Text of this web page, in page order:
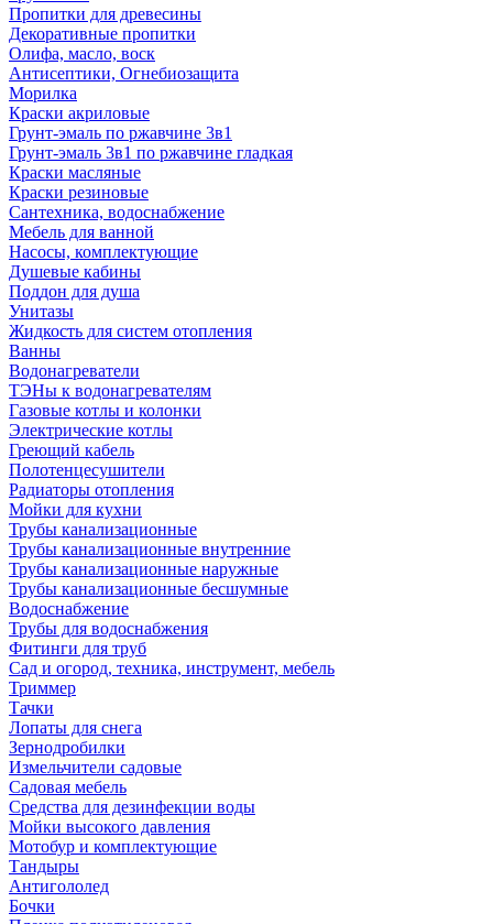
Пропитки для древесины
Декоративные пропитки
Олифа, масло, воск
Антисептики, Огнебиозащита
Морилка
Краски акриловые
Грунт-эмаль по ржавчине 3в1
Грунт-эмаль 3в1 по ржавчине гладкая
Краски масляные
Краски резиновые
Сантехника, водоснабжение
Мебель для ванной
Насосы, комплектующие
Душевые кабины
Поддон для душа
Унитазы
Жидкость для систем отопления
Ванны
Водонагреватели
ТЭНы к водонагревателям
Газовые котлы и колонки
Электрические котлы
Греющий кабель
Полотенцесушители
Радиаторы отопления
Мойки для кухни
Трубы канализационные
Трубы канализационные внутренние
Трубы канализационные наружные
Трубы канализационные бесшумные
Водоснабжение
Трубы для водоснабжения
Фитинги для труб
Сад и огород, техника, инструмент, мебель
Триммер
Тачки
Лопаты для снега
Зернодробилки
Измельчители садовые
Садовая мебель
Средства для дезинфекции воды
Мойки высокого давления
Мотобур и комплектующие
Тандыры
Антигололед
Бочки